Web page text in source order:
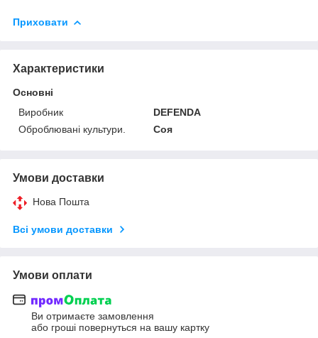
Приховати
Характеристики
Основні
Виробник
DEFENDA
Оброблювані культури.
Соя
Умови доставки
Нова Пошта
Всі умови доставки
Умови оплати
Ви отримаєте замовлення
або гроші повернуться на вашу картку